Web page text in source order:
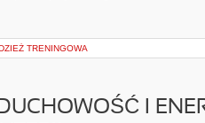
TRENINGOWA
I